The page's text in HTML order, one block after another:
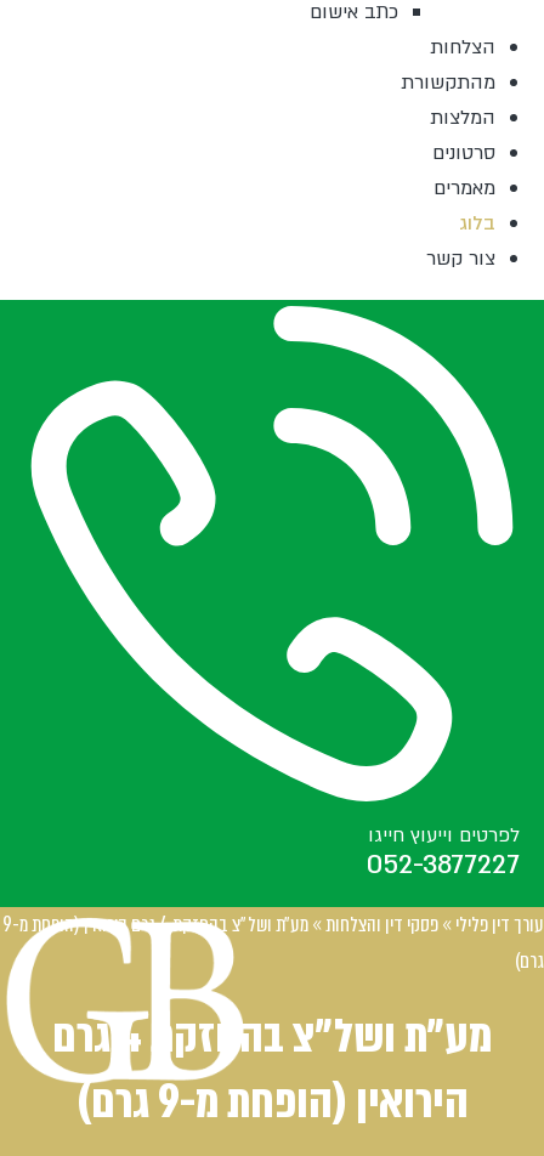
כתב אישום
הצלחות
מהתקשורת
המלצות
סרטונים
מאמרים
בלוג
צור קשר
לפרטים וייעוץ חייגו
052-3877227
עורך דין פלילי»פסקי דין והצלחות»
מע״ת ושל״צ בהחזקת 4 גרם הירואין (הופחת מ-9
גרם)
מע״ת ושל״צ בהחזקת 4 גרם
הירואין (הופחת מ-9 גרם)